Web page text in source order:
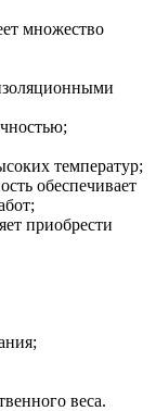
множество
температур;
обеспечивает
приобрести
веса.